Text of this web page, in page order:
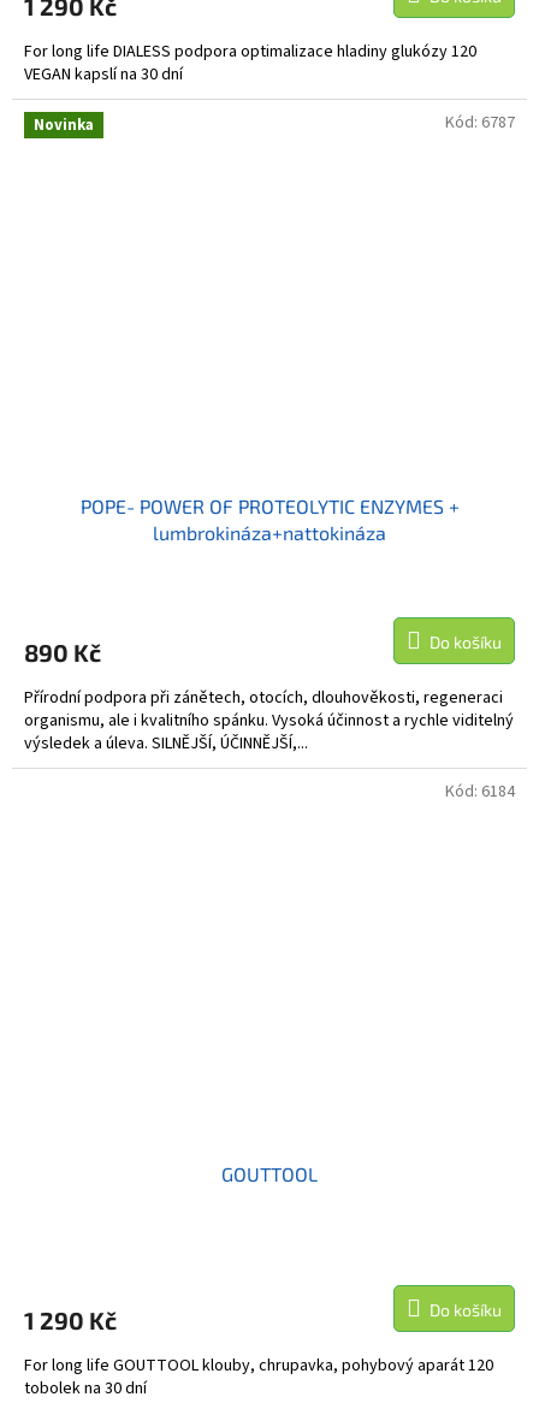
1 290 Kč
For long life DIALESS podpora optimalizace hladiny glukózy 120
VEGAN kapslí na 30 dní
Novinka
POPE- POWER OF PROTEOLYTIC ENZYMES +
lumbrokináza+nattokináza
890 Kč Do košíku
Přírodní podpora při zánětech, otocích, dlouhověkosti, regeneraci
organismu, ale i kvalitního spánku. Vysoká účinnost a rychle viditelný
výsledek a úleva. SILNĚJŠÍ, ÚČINNĚJŠÍ,...
Kód: 6787
GOUTTOOL
1 290 Kč Do košíku
For long life GOUTTOOL klouby, chrupavka, pohybový aparát 120
tobolek na 30 dní
Kód: 6184